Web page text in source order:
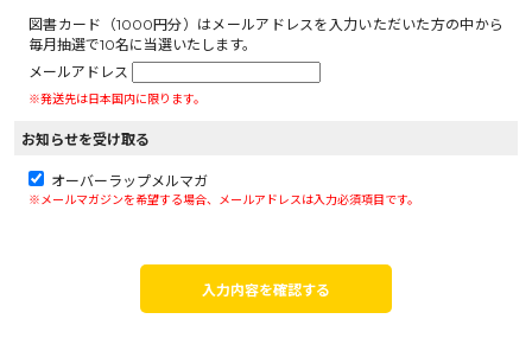
図書カード（1000円分）はメールアドレスを入力いただいた方の中から
毎月抽選で10名に当選いたします。
メールアドレス
※発送先は日本国内に限ります。
お知らせを受け取る
オーバーラップメルマガ
※メールマガジンを希望する場合、メールアドレスは入力必須項目です。
入力内容を確認する